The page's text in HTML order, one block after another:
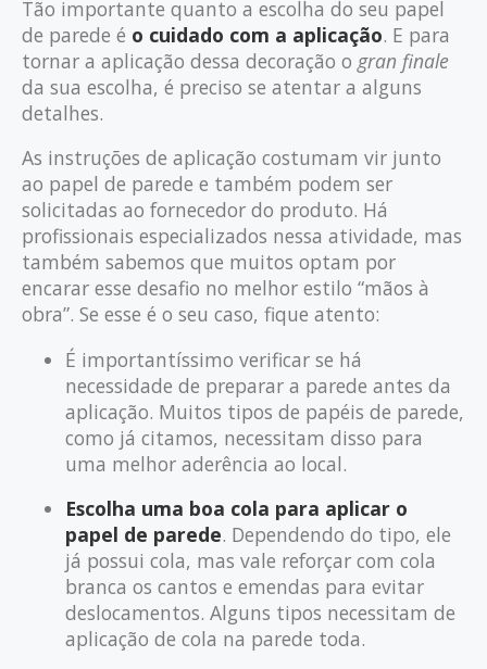
Tão importante quanto a escolha do seu papel
de parede é o cuidado com a aplicação. E para
tornar a aplicação dessa decoração o gran finale
da sua escolha, é preciso se atentar a alguns
detalhes.
As instruções de aplicação costumam vir junto
ao papel de parede e também podem ser
solicitadas ao fornecedor do produto. Há
profissionais especializados nessa atividade, mas
também sabemos que muitos optam por
encarar esse desafio no melhor estilo “mãos à
obra”. Se esse é o seu caso, fique atento:
É importantíssimo verificar se há
necessidade de preparar a parede antes da
aplicação. Muitos tipos de papéis de parede,
como já citamos, necessitam disso para
uma melhor aderência ao local.
Escolha uma boa cola para aplicar o
papel de parede. Dependendo do tipo, ele
já possui cola, mas vale reforçar com cola
branca os cantos e emendas para evitar
deslocamentos. Alguns tipos necessitam de
aplicação de cola na parede toda.